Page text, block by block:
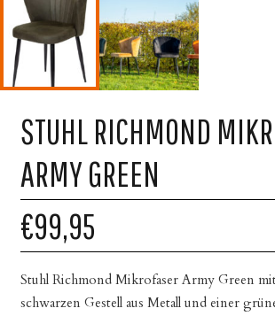
STUHL RICHMOND
ARMY GREEN
€99,95
Stuhl Richmond Mikrofaser Army Green
schwarzen Gestell aus Metall und einer